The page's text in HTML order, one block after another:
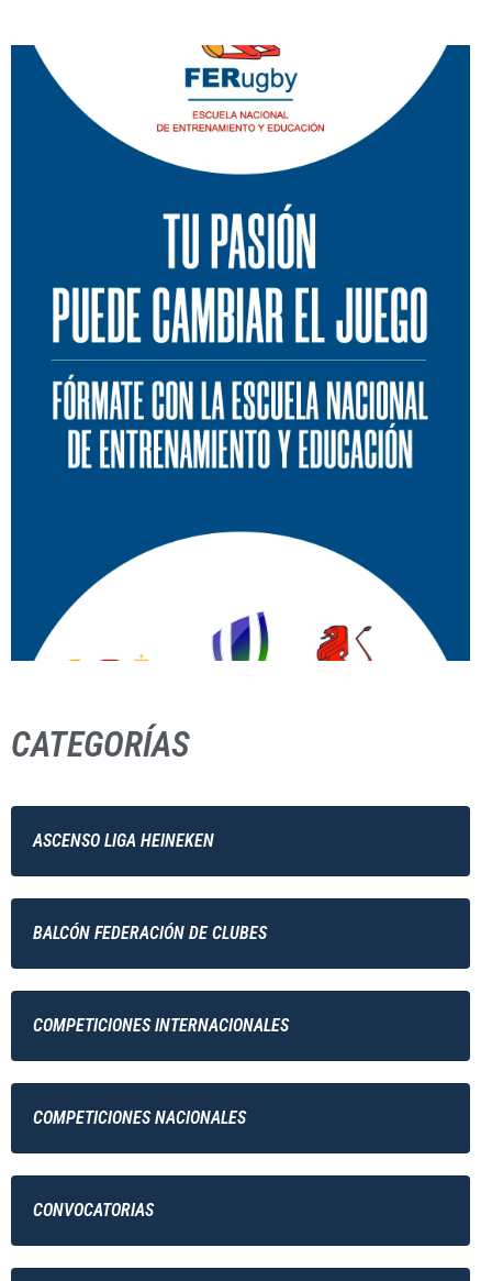
CATEGORÍAS
ASCENSO LIGA HEINEKEN
BALCÓN FEDERACIÓN DE CLUBES
COMPETICIONES INTERNACIONALES
COMPETICIONES NACIONALES
CONVOCATORIAS